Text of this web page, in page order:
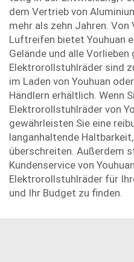
dem Vertrieb von
mehr als zehn Jahren.
Luftreifen bietet Youhuan
Gelände und alle
Elektrorollstuhlräder sind
im Laden von Youhuan
Händlern erhältlich. Wenn
Elektrorollstuhlräder von
gewährleisten Sie eine
langanhaltende
überschreiten. Außerdem
Kundenservice von
Elektrorollstuhlräder für
und Ihr Budget zu finden.